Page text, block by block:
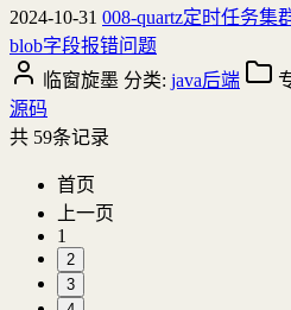
2024-10-31 008-quartz定时任务集
blob字段报错问题
临窗旋墨 分类: java后端
源码
共 59条记录
首页
上一页
1
2
3